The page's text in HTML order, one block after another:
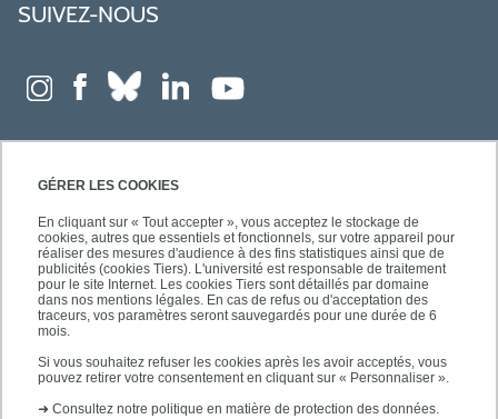
GÉRER LES COOKIES
En cliquant sur « Tout accepter », vous acceptez le stockage de
cookies, autres que essentiels et fonctionnels, sur votre appareil pour
réaliser des mesures d'audience à des fins statistiques ainsi que de
publicités (cookies Tiers). L'université est responsable de traitement
pour le site Internet. Les cookies Tiers sont détaillés par domaine
dans nos mentions légales. En cas de refus ou d'acceptation des
traceurs, vos paramètres seront sauvegardés pour une durée de 6
mois.
Si vous souhaitez refuser les cookies après les avoir acceptés, vous
pouvez retirer votre consentement en cliquant sur « Personnaliser ».
➜ Consultez notre politique en matière de protection des données.
SUIVEZ-NOUS